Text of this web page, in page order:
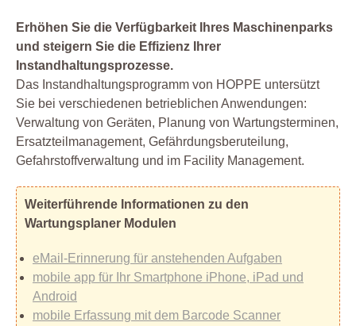
Erhöhen Sie die Verfügbarkeit Ihres Maschinenparks
und steigern Sie die Effizienz Ihrer
Instandhaltungsprozesse.
Das Instandhaltungsprogramm von HOPPE untersützt
Sie bei verschiedenen betrieblichen Anwendungen:
Verwaltung von Geräten, Planung von Wartungsterminen,
Ersatzteilmanagement, Gefährdungsberuteilung,
Gefahrstoffverwaltung und im Facility Management.
Weiterführende Informationen zu den
Wartungsplaner Modulen
eMail-Erinnerung für anstehenden Aufgaben
mobile app für Ihr Smartphone iPhone, iPad und
Android
mobile Erfassung mit dem Barcode Scanner